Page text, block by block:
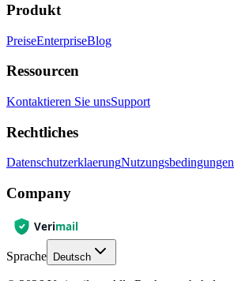
Produkt
PreiseEnterpriseBlog
Ressourcen
Kontaktieren Sie unsSupport
Rechtliches
DatenschutzerklaerungNutzungsbedingungen
Company
Sprache Deutsch